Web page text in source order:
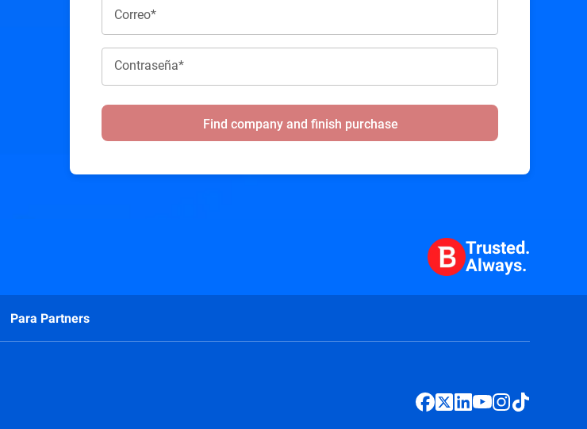
Correo*
Contraseña*
Find company and finish purchase
Trusted.
Always.
Para Partners